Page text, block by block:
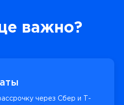
важно?
через Сбер и Т-